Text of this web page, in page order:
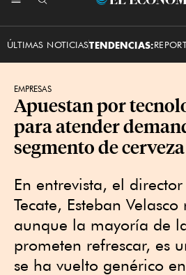
El
ÚLTIMAS NOTICIASTENDENCIAS:
EMPRESAS
Apuestan por
para atender
segmento de
En entrevista, el
Tecate, Esteban
aunque la mayoría de
prometen refrescar, es
se ha vuelto genérico